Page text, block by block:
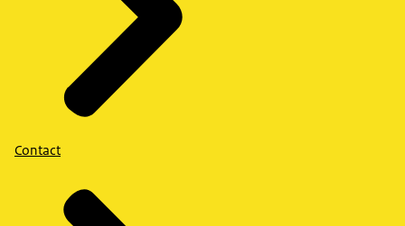
Contact